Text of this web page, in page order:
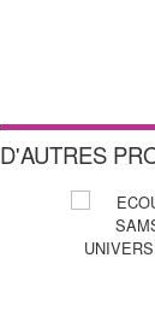
D'AUTRES